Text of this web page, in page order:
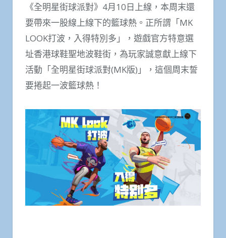
《全明星街球派對》4月10日上線，本周末還
要帶來一股線上線下的籃球熱。正所謂「MK
LOOK打波，入得特別多」，遊戲官方特意選
址香港球鞋聖地波鞋街，為玩家誠意獻上線下
活動「全明星街球派對(MK版)」，這個周末誓
要捲起一波籃球熱！